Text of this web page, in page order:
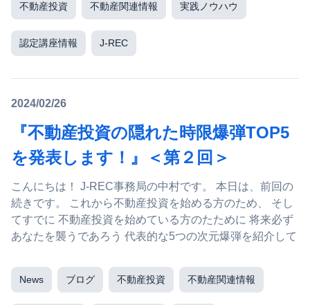
不動産投資 不動産関連情報 実践ノウハウ
認定講座情報 J-REC
2024/02/26
『不動産投資の隠れた時限爆弾TOP5
を発表します！』＜第２回＞
こんにちは！ J-REC事務局の中村です。 本日は、前回の
続きです。 これから不動産投資を始める方のため、 そし
てすでに 不動産投資を始めている方のたために 将来必ず
あなたを襲うであろう 代表的な5つの次元爆弾を紹介して
News ブログ 不動産投資 不動産関連情報